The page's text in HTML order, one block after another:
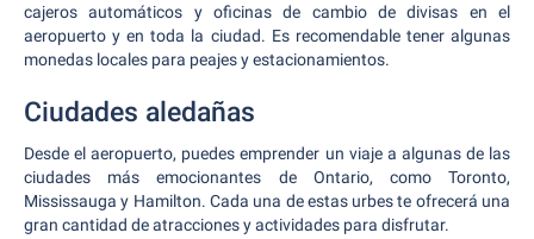
cajeros automáticos y oficinas de cambio de divisas en el
aeropuerto y en toda la ciudad. Es recomendable tener algunas
monedas locales para peajes y estacionamientos.
Ciudades aledañas
Desde el aeropuerto, puedes emprender un viaje a algunas de las
ciudades más emocionantes de Ontario, como Toronto,
Mississauga y Hamilton. Cada una de estas urbes te ofrecerá una
gran cantidad de atracciones y actividades para disfrutar.